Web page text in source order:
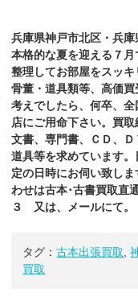
撫子や 河
兵庫県神戸市北区・兵庫
本格的な夏を迎える７
整理してお部屋をスッ
骨董・道具類等、高価
考えでしたら、何卒、
店にご用命下さい。買
文書、専門書、ＣＤ、
道具等を求めています
定の日時にお伺い致し
わせは古本･古書買取直
３ 又は、メールにて。
タグ：古本出張買取 ,
買取